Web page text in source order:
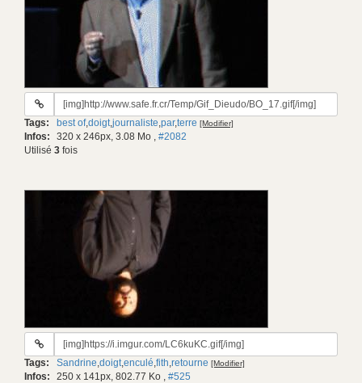
URL
gif:
Tags: best of,doigt,journaliste,par,terre [Modifier]
Infos: 320 x 246px, 3.08 Mo , #2082
Utilisé 3 fois
URL
gif:
Tags: Sandrine,doigt,enculé,fith,retourne [Modifier]
Infos: 250 x 141px, 802.77 Ko , #525